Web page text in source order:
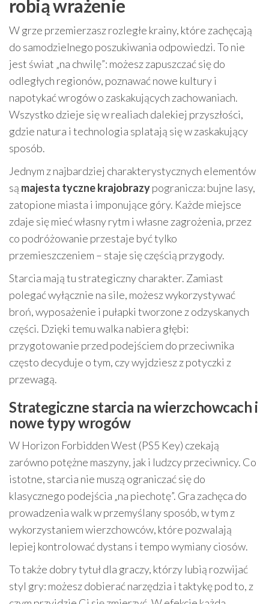
robią wrażenie
W grze przemierzasz rozległe krainy, które zachęcają
do samodzielnego poszukiwania odpowiedzi. To nie
jest świat „na chwilę”: możesz zapuszczać się do
odległych regionów, poznawać nowe kultury i
napotykać wrogów o zaskakujących zachowaniach.
Wszystko dzieje się w realiach dalekiej przyszłości,
gdzie natura i technologia splatają się w zaskakujący
sposób.
Jednym z najbardziej charakterystycznych elementów
są majesta tyczne krajobrazypogranicza: bujne lasy,
zatopione miasta i imponujące góry. Każde miejsce
zdaje się mieć własny rytm i własne zagrożenia, przez
co podróżowanie przestaje być tylko
przemieszczeniem – staje się częścią przygody.
Starcia mają tu strategiczny charakter. Zamiast
polegać wyłącznie na sile, możesz wykorzystywać
broń, wyposażenie i pułapki tworzone z odzyskanych
części. Dzięki temu walka nabiera głębi:
przygotowanie przed podejściem do przeciwnika
często decyduje o tym, czy wyjdziesz z potyczki z
przewagą.
Strategiczne starcia na wierzchowcach i
nowe typy wrogów
W Horizon Forbidden West (PS5 Key) czekają
zarówno potężne maszyny, jak i ludzcy przeciwnicy. Co
istotne, starcia nie muszą ograniczać się do
klasycznego podejścia „na piechotę”. Gra zachęca do
prowadzenia walk w przemyślany sposób, w tym z
wykorzystaniem wierzchowców, które pozwalają
lepiej kontrolować dystans i tempo wymiany ciosów.
To także dobry tytuł dla graczy, którzy lubią rozwijać
styl gry: możesz dobierać narzędzia i taktykę pod to, z